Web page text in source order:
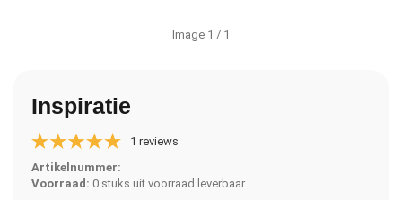
Image 1 / 1
Inspiratie
1 reviews
Artikelnummer:
Voorraad: 0 stuks uit voorraad leverbaar